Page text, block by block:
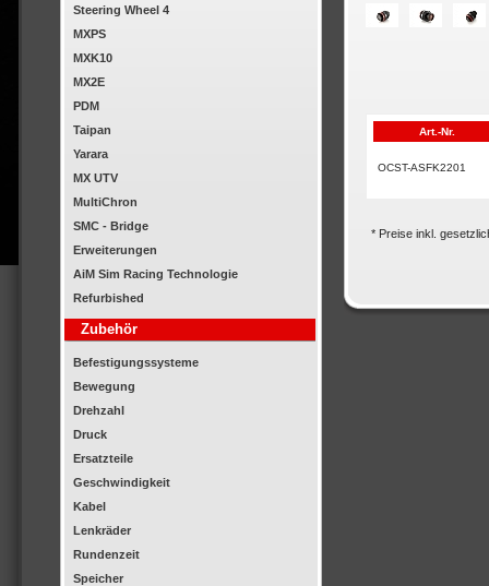
Steering Wheel 4
MXPS
MXK10
MX2E
PDM
Taipan
Yarara
MX UTV
MultiChron
SMC - Bridge
Erweiterungen
AiM Sim Racing Technologie
Refurbished
Zubehör
Befestigungssysteme
Bewegung
Drehzahl
Druck
Ersatzteile
Geschwindigkeit
Kabel
Lenkräder
Rundenzeit
Speicher
Art.-Nr.
OCST-ASFK2201
* Preise inkl.